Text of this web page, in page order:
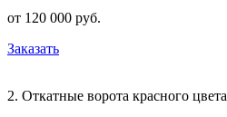
от 120 000 руб.
Заказать
2. Откатные ворота красного цвета